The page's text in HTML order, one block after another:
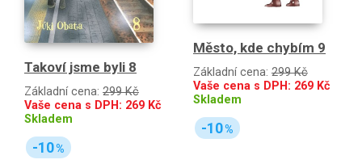
Takoví jsme byli 8
Základní cena: 299 Kč
Vaše cena s DPH: 269 Kč
Skladem
-10%
Město, kde chybím 9
Základní cena: 299 Kč
Vaše cena s DPH: 269 Kč
Skladem
-10%